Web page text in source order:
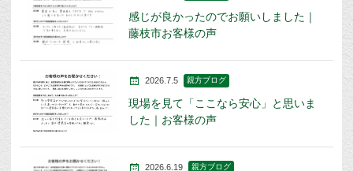
感じが良かったのでお願いしました｜
藤枝市お客様の声
2026.7.5 親方ブログ
現場を見て「ここなら安心」と思いま
した｜お客様の声
2026.6.19 親方ブログ